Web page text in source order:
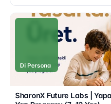
Di Persona
SharonX Future Labs |